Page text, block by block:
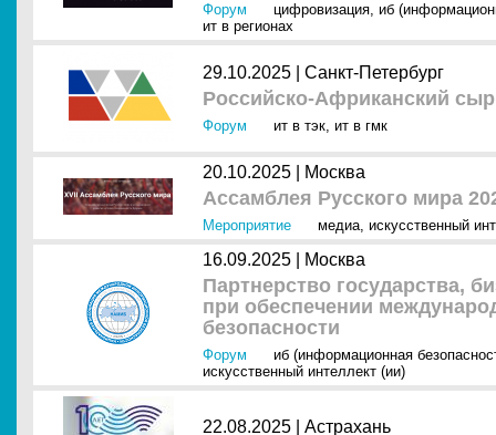
Форум цифровизация, иб
ит в регионах
29.10.2025 | Санкт-Петербург
Российско-Африканский
Форум ит в тэк, ит в гмк
20.10.2025 | Москва
Ассамблея Русского мира
Мероприятие медиа, искусственный
16.09.2025 | Москва
Партнерство государства,
при обеспечении
безопасности
Форум
иб (информационная
искусственный интеллект (ии)
22.08.2025 | Астрахань